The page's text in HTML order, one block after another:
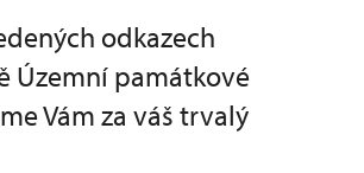
odkazech
Územní památkové
Vám za váš trvalý